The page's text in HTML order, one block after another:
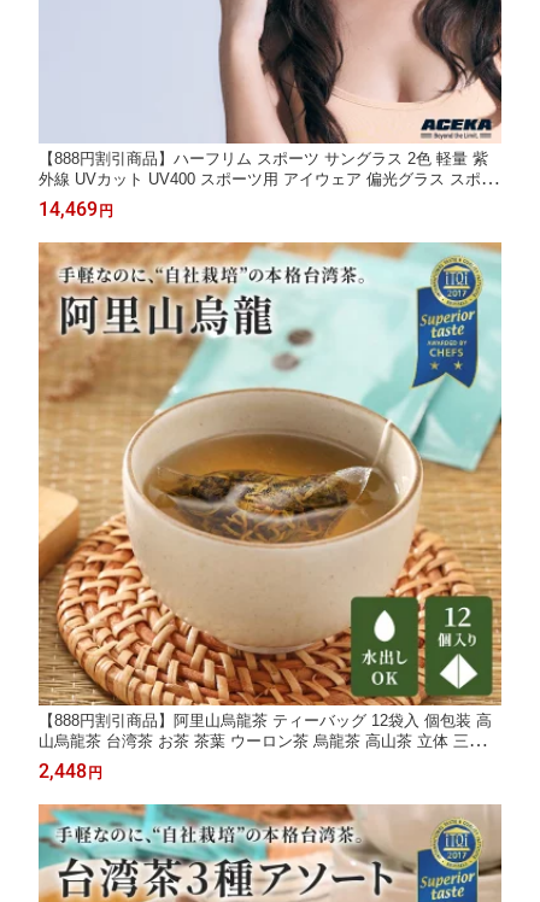
【888円割引商品】ハーフリム スポーツ サングラス 2色 軽量 紫
外線 UVカット UV400 スポーツ用 アイウェア 偏光グラス スポー
ツグラス 偏光 ミラー レンズ まぶしさ軽減 防塵 めがね 【ACEK
A】
14,469 円
【888円割引商品】阿里山烏龍茶 ティーバッグ 12袋入 個包装 高
山烏龍茶 台湾茶 お茶 茶葉 ウーロン茶 烏龍茶 高山茶 立体 三角
無添加 おいしい 上品 水出し パケ買い おしゃれ デザイン【山和
院茶職人】【台湾直送】
2,448 円